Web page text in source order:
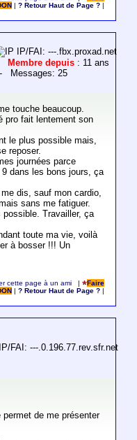
|? Retour Haut de Page ?
IP/FAI: ---.fbx.proxad.net
Membre depuis : 11 ans
Messages: 25
touche beaucoup.
pro fait lentement son
le plus possible mais,
reposer.
journées parce
dans les bons jours, ça
dis, sauf mon cardio,
sans me fatiguer.
Travailler, ça
toute ma vie, voilà
à bosser !!! Un
cette page à un ami |
Faire
|? Retour Haut de Page ?
IP/FAI: ---.0.196.77.rev.sfr.net
de me présenter